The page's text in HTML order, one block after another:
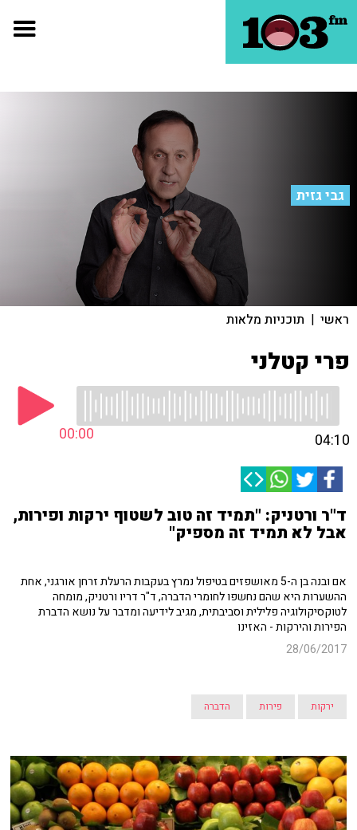
גבי גזית
ראשי | תוכניות מלאות
פרי קטלני
00:00 04:10
ד"ר ורטניק: "תמיד זה טוב לשטוף ירקות ופירות,
אבל לא תמיד זה מספיק"
אם ובנה בן ה-5 מאושפזים בטיפול נמרץ בעקבות הרעלת זרחן אורגני, אחת
ההשערות היא שהם נחשפו לחומרי הדברה, ד"ר דריו ורטניק, מומחה
לטוקסיקולוגיה פלילית וסביבתית, מגיב לידיעה ומדבר על נושא הדברת
הפירות והירקות - האזינו
28/06/2017
ירקות פירות הדברה